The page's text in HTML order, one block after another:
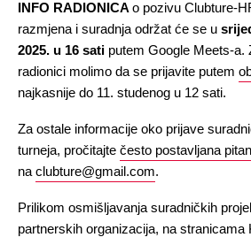
INFO RADIONICA o pozivu Clubture-
razmjena i suradnja održat će se u
2025. u 16 sati putem Google Meets-a.
radionici molimo da se prijavite putem
najkasnije do 11. studenog u 12 sati.
Za ostale informacije oko prijave
turneja, pročitajte često postavljana
na clubture@gmail.com.
Prilikom osmišljavanja suradničkih
partnerskih organizacija, na stranicama